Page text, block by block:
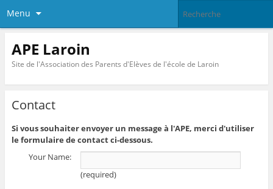
Menu
APE Laroin
Site de l'Association des Parents d'Elèves de l'école de Laroin
Contact
Si vous souhaiter envoyer un message à l'APE, merci d'utiliser
le formulaire de contact ci-dessous.
Your Name:
(required)